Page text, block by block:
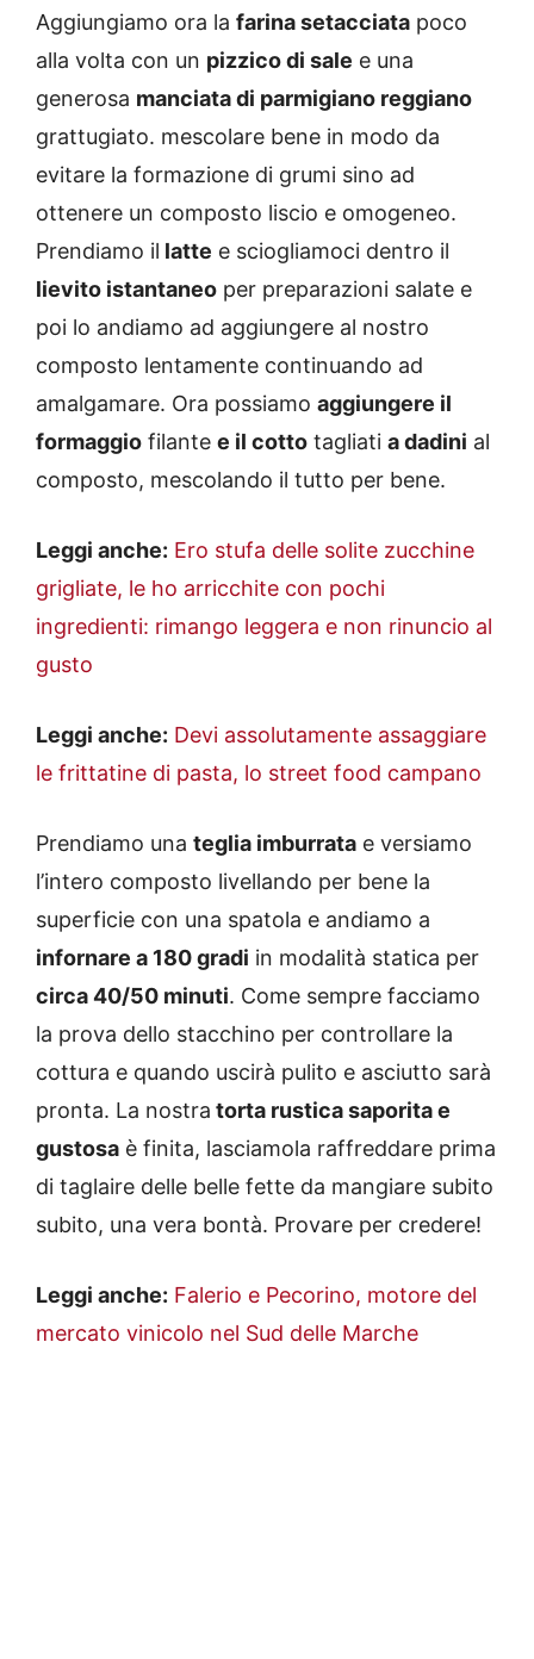
Aggiungiamo ora la farina setacciata poco
alla volta con un pizzico di sale e una
generosa manciata di parmigiano reggiano
grattugiato. mescolare bene in modo da
evitare la formazione di grumi sino ad
ottenere un composto liscio e omogeneo.
Prendiamo il latte e sciogliamoci dentro il
lievito istantaneo per preparazioni salate e
poi lo andiamo ad aggiungere al nostro
composto lentamente continuando ad
amalgamare. Ora possiamo aggiungere il
formaggio filante e il cotto tagliati a dadini al
composto, mescolando il tutto per bene.
Leggi anche: Ero stufa delle solite zucchine
grigliate, le ho arricchite con pochi
ingredienti: rimango leggera e non rinuncio al
gusto
Leggi anche: Devi assolutamente assaggiare
le frittatine di pasta, lo street food campano
Prendiamo una teglia imburrata e versiamo
l’intero composto livellando per bene la
superficie con una spatola e andiamo a
infornare a 180 gradi in modalità statica per
circa 40/50 minuti. Come sempre facciamo
la prova dello stacchino per controllare la
cottura e quando uscirà pulito e asciutto sarà
pronta. La nostra torta rustica saporita e
gustosa è finita, lasciamola raffreddare prima
di taglaire delle belle fette da mangiare subito
subito, una vera bontà. Provare per credere!
Leggi anche: Falerio e Pecorino, motore del
mercato vinicolo nel Sud delle Marche